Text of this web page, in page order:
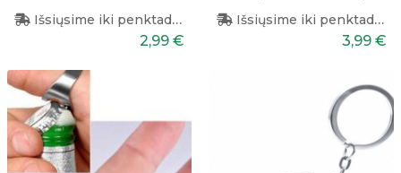
Išsiųsime iki penktadienio
2,99 €
Išsiųsime iki penktadienio
3,99 €